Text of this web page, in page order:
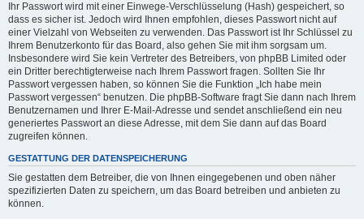
Ihr Passwort wird mit einer Einwege-Verschlüsselung (Hash) gespeichert, so
dass es sicher ist. Jedoch wird Ihnen empfohlen, dieses Passwort nicht auf
einer Vielzahl von Webseiten zu verwenden. Das Passwort ist Ihr Schlüssel zu
Ihrem Benutzerkonto für das Board, also gehen Sie mit ihm sorgsam um.
Insbesondere wird Sie kein Vertreter des Betreibers, von phpBB Limited oder
ein Dritter berechtigterweise nach Ihrem Passwort fragen. Sollten Sie Ihr
Passwort vergessen haben, so können Sie die Funktion „Ich habe mein
Passwort vergessen“ benutzen. Die phpBB-Software fragt Sie dann nach Ihrem
Benutzernamen und Ihrer E-Mail-Adresse und sendet anschließend ein neu
generiertes Passwort an diese Adresse, mit dem Sie dann auf das Board
zugreifen können.
GESTATTUNG DER DATENSPEICHERUNG
Sie gestatten dem Betreiber, die von Ihnen eingegebenen und oben näher
spezifizierten Daten zu speichern, um das Board betreiben und anbieten zu
können.